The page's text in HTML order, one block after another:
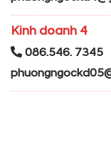
Kinh doanh 4
086.546. 7345